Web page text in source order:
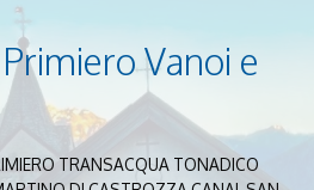
Vanoi e
TRANSACQUA TONADICO